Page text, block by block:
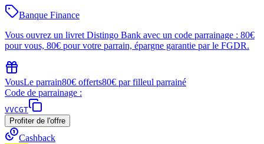
Banque Finance
Vous ouvrez un livret Distingo Bank avec un code parrainage : 80€
pour vous, 80€ pour votre parrain, épargne garantie par le FGDR.
VousLe parrain80€ offerts80€ par filleul parrainé
Code de parrainage :
VVCGT
Profiter de l'offre
Cashback